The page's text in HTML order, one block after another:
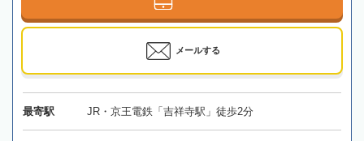
メールする
最寄駅 JR・京王電鉄「吉祥寺駅」徒歩2分